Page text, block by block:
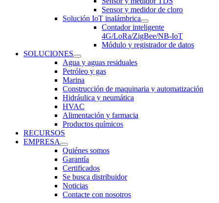
Sensor y medidor de cloro
Solución IoT inalámbrica
Contador inteligente
4G/LoRa/ZigBee/NB-IoT
Módulo y registrador de datos
SOLUCIONES
Agua y aguas residuales
Petróleo y gas
Marina
Construcción de maquinaria y automatización
Hidráulica y neumática
HVAC
Alimentación y farmacia
Productos químicos
RECURSOS
EMPRESA
Quiénes somos
Garantía
Certificados
Se busca distribuidor
Noticias
Contacte con nosotros